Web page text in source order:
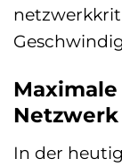
Netzwerk
In der